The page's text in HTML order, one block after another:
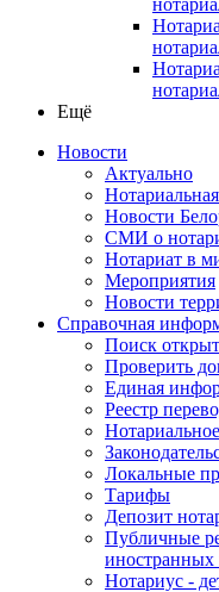
Ещё
Новости
Актуально
Новости
СМИ о
Нотариат в
Мероприятия
Новости
Справочная
Поиск
Проверить
Единая
Реестр
Локальные
Тарифы
Депозит
Публичные
иностранных
Нотариус -